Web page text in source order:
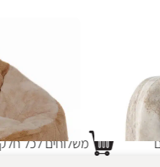
משלוחים לכל